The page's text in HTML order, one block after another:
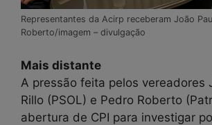
Representantes da Acirp receberam João
Roberto/imagem – divulgação
Mais distante
A pressão feita pelos vereadores
Rillo (PSOL) e Pedro Roberto
abertura de CPI para investigar